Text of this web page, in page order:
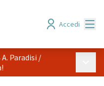
Accedi
Paradisi /